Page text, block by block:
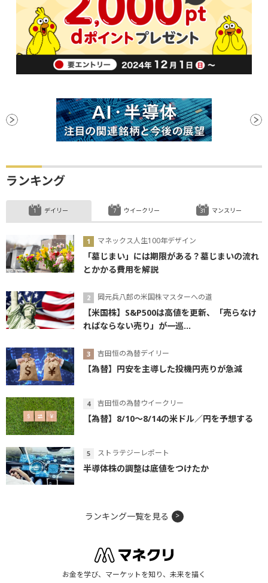
ランキング
デイリー
マネックス人生100年デザイン
「墓じまい」には期限がある？墓じまいの流れ
とかかる費用を解説
岡元兵八郎の米国株マスターへの道
【米国株】S&P500は高値を更新、「売らなけ
ればならない売り」が一巡...
吉田恒の為替デイリー
【為替】円安を主導した投機円売りが急減
吉田恒の為替ウイークリー
【為替】8/10～8/14の米ドル／円を予想する
ストラテジーレポート
半導体株の調整は底値をつけたか
ウイークリー マンスリー
ランキング一覧を見る
お金を学び、マーケットを知り、未来を描く